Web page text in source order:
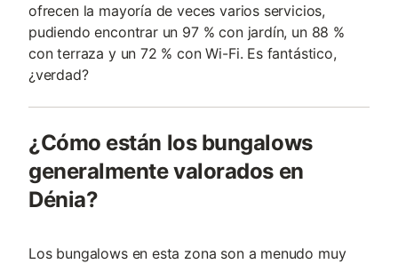
ofrecen la mayoría de veces varios servicios,
pudiendo encontrar un 97 % con jardín, un 88 %
con terraza y un 72 % con Wi-Fi. Es fantástico,
¿verdad?
¿Cómo están los bungalows
generalmente valorados en
Dénia?
Los bungalows en esta zona son a menudo muy